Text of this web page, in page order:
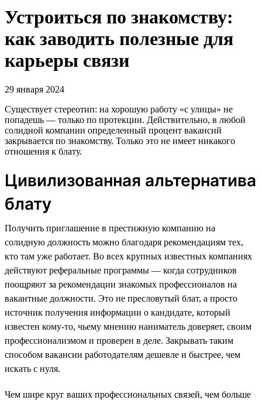
Устроиться по знакомству:
как заводить полезные для
карьеры связи
29 января 2024
Существует стереотип: на хорошую работу «с улицы» не
попадешь — только по протекции. Действительно, в любой
солидной компании определенный процент вакансий
закрывается по знакомству. Только это не имеет никакого
отношения к блату.
Цивилизованная альтернатива
блату
Получить приглашение в престижную компанию на
солидную должность можно благодаря рекомендациям тех,
кто там уже работает. Во всех крупных известных компаниях
действуют реферальные программы — когда сотрудников
поощряют за рекомендации знакомых профессионалов на
вакантные должности. Это не пресловутый блат, а просто
источник получения информации о кандидате, который
известен кому-то, чьему мнению наниматель доверяет, своим
профессионализмом и проверен в деле. Закрывать таким
способом вакансии работодателям дешевле и быстрее, чем
искать с нуля.
Чем шире круг ваших профессиональных связей, чем больше